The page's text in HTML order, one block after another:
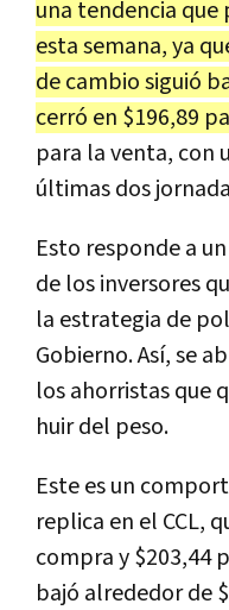
una tendencia que
esta semana, ya
de cambio siguió
cerró en $196,89
para la venta, con
últimas dos
Esto responde a
de los inversores
la estrategia de
Gobierno. Así, se
los ahorristas que
huir del peso.
Este es un
replica en el CCL,
compra y $203,44
bajó alrededor de